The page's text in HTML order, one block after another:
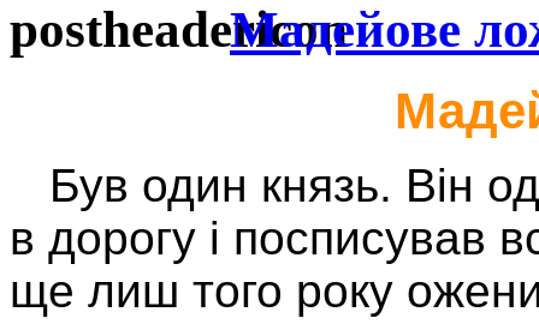
Мадейове
Був один князь. Він
в дорогу і посписував
ще лиш того року